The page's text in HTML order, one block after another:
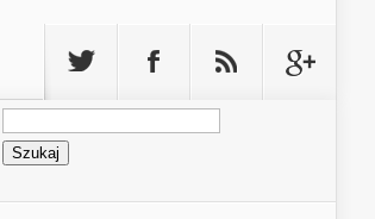
Szukaj: